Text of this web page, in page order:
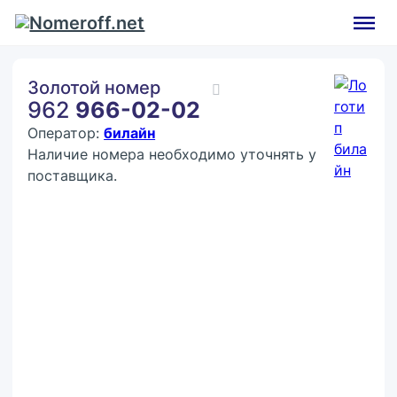
Золотой номер
962 966-02-02
Оператор:билайн
Наличие номера необходимо уточнять у
поставщика.